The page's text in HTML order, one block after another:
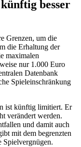
besser
Grenzen, um die
die Erhaltung der
maximalen
nur 1.000 Euro
Datenbank
Spieleinschränkung
ist künftig limitiert. Er
verändert werden.
und damit auch
mit dem begrenzten
Spielvergnügen.